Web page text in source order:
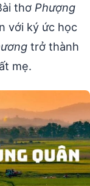
thơ Phượng
với ký ức học
trở thành
mẹ.